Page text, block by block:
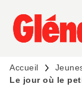
MENU
PIED DE PAGE
Accueil
Le jour où le